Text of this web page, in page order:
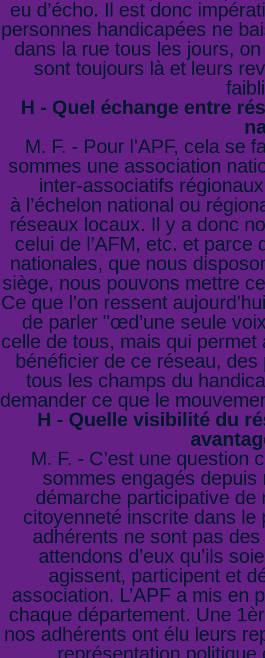
eu d’écho. Il est donc
personnes handicapées ne
dans la rue tous les jours,
sont toujours là et leurs
H - Quel échange entre
M. F. - Pour l’APF, cela se
sommes une association
inter-associatifs
à l’échelon national ou
réseaux locaux. Il y a donc
celui de l’AFM, etc. et
nationales, que nous
siège, nous pouvons mettre
Ce que l’on ressent
de parler "œd’une seule
celle de tous, mais qui
bénéficier de ce réseau,
tous les champs du
demander ce que le
H - Quelle visibilité du
M. F. - C’est une question
sommes engagés
démarche participative
citoyenneté inscrite dans
adhérents ne sont pas
attendons d’eux qu’ils
agissent, participent et
association. L’APF a mis en
chaque département. Une
nos adhérents ont élu leurs